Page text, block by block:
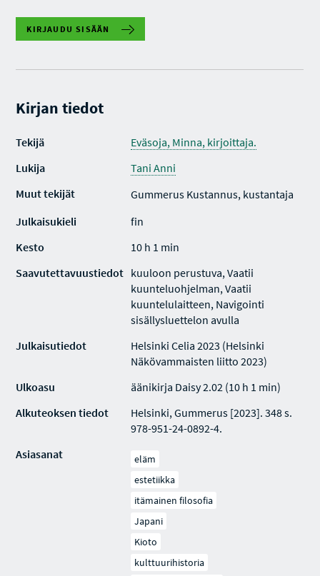
KIRJAUDU SISÄÄN
Kirjan tiedot
Tekijä
Eväsoja, Minna, kirjoittaja.
Lukija
Tani Anni
Muut tekijät
Gummerus Kustannus, kustantaja
Julkaisukieli
fin
Kesto
10 h 1 min
Saavutettavuustiedot kuuloon perustuva, Vaatii
kuunteluohjelman, Vaatii
kuuntelulaitteen, Navigointi
sisällysluettelon avulla
Julkaisutiedot
Helsinki Celia 2023 (Helsinki
Näkövammaisten liitto 2023)
Ulkoasu
äänikirja Daisy 2.02 (10 h 1 min)
Alkuteoksen tiedot
Helsinki, Gummerus [2023]. 348 s.
978-951-24-0892-4.
Asiasanat
eläm
estetiikka
itämainen filosofia
Japani
Kioto
kulttuurihistoria